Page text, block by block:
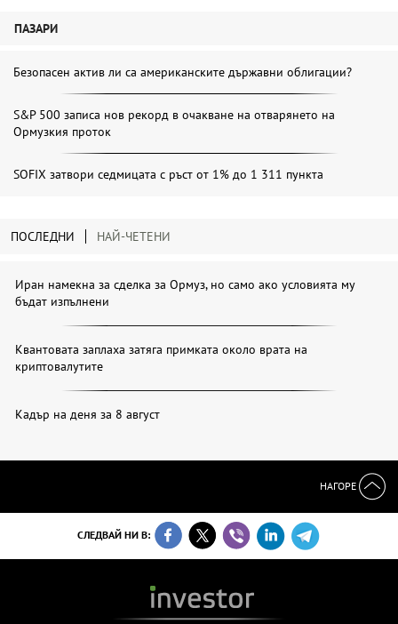
ПАЗАРИ
Безопасен актив ли са американските държавни облигации?
S&P 500 записа нов рекорд в очакване на отварянето на
Ормузкия проток
SOFIX затвори седмицата с ръст от 1% до 1 311 пункта
ПОСЛЕДНИ НАЙ-ЧЕТЕНИ
Иран намекна за сделка за Ормуз, но само ако условията му
бъдат изпълнени
Квантовата заплаха затяга примката около врата на
криптовалутите
Кадър на деня за 8 август
НАГОРЕ
СЛЕДВАЙ НИ В: